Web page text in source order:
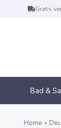
Gratis
Bad &
Home »